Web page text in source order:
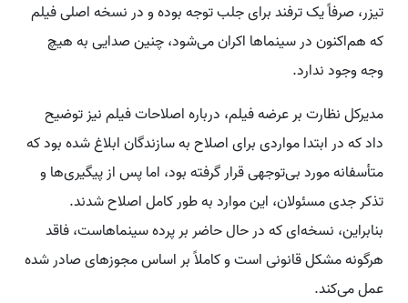
تیزر، صرفاً یک ترفند برای جلب توجه بوده و در نسخه اصلی فیلم
که هم‌اکنون در سینماها اکران می‌شود، چنین صدایی به هیچ
وجه وجود ندارد.
مدیرکل نظارت بر عرضه فیلم، درباره اصلاحات فیلم نیز توضیح
داد که در ابتدا مواردی برای اصلاح به سازندگان ابلاغ شده بود که
متأسفانه مورد بی‌توجهی قرار گرفته بود، اما پس از پیگیری‌ها و
تذکر جدی مسئولان، این موارد به طور کامل اصلاح شدند.
بنابراین، نسخه‌ای که در حال حاضر بر پرده سینماهاست، فاقد
هرگونه مشکل قانونی است و کاملاً بر اساس مجوزهای صادر شده
عمل می‌کند.